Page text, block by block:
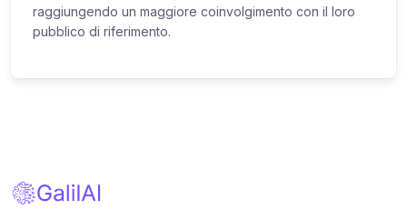
raggiungendo un maggiore coinvolgimento con il loro
pubblico di riferimento.